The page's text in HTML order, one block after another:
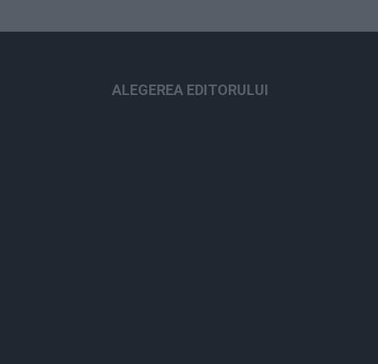
ALEGEREA EDITORULUI